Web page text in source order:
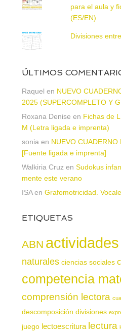
para el aula y
(ES/EN)
Divisiones
ÚLTIMOS
Raquel en NUEVO
2025 (SUPERCOMPLETO Y
Roxana Denise en Fichas de
M (Letra ligada e imprenta)
sonia en NUEVO CUADERNO
[Fuente ligada e imprenta]
Walkiria Cruz en Sudokus
mente este verano
ISAen Grafomotricidad.
ETIQUETAS
ABN actividades
naturales ciencias sociales
competencia
comprensión lectora
descomposición divisiones
juego lectoescritura lectura